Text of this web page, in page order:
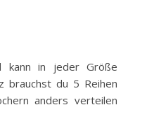
kann in jeder Größe
brauchst du 5 Reihen
anders verteilen